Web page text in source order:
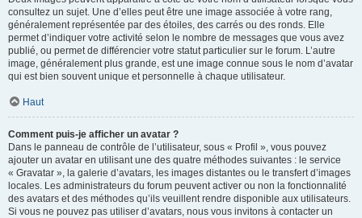
consultez un sujet. Une d’elles peut être une image associée à votre rang,
généralement représentée par des étoiles, des carrés ou des ronds. Elle
permet d’indiquer votre activité selon le nombre de messages que vous avez
publié, ou permet de différencier votre statut particulier sur le forum. L’autre
image, généralement plus grande, est une image connue sous le nom d’avatar
qui est bien souvent unique et personnelle à chaque utilisateur.
Haut
Comment puis-je afficher un avatar ?
Dans le panneau de contrôle de l’utilisateur, sous « Profil », vous pouvez
ajouter un avatar en utilisant une des quatre méthodes suivantes : le service
« Gravatar », la galerie d’avatars, les images distantes ou le transfert d’images
locales. Les administrateurs du forum peuvent activer ou non la fonctionnalité
des avatars et des méthodes qu’ils veuillent rendre disponible aux utilisateurs.
Si vous ne pouvez pas utiliser d’avatars, nous vous invitons à contacter un